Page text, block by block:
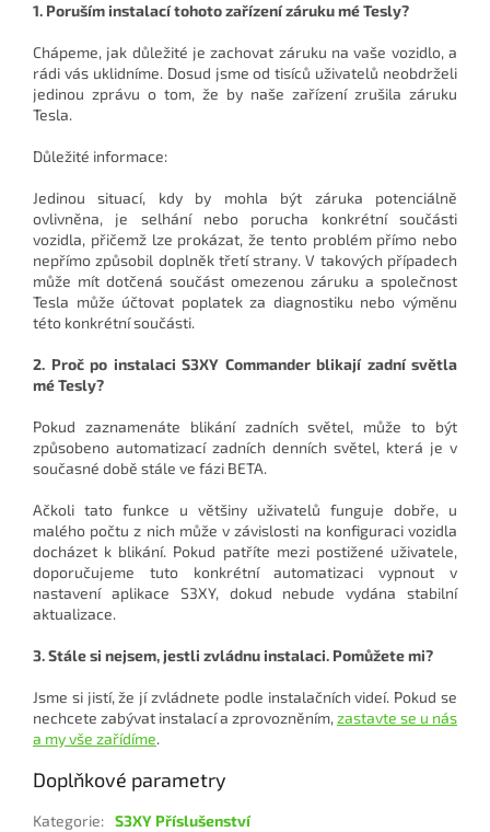
1. Poruším instalací tohoto zařízení záruku mé Tesly?
Chápeme, jak důležité je zachovat záruku na vaše vozidlo, a
rádi vás uklidníme. Dosud jsme od tisíců uživatelů neobdrželi
jedinou zprávu o tom, že by naše zařízení zrušila záruku
Tesla.
Důležité informace:
Jedinou situací, kdy by mohla být záruka potenciálně
ovlivněna, je selhání nebo porucha konkrétní součásti
vozidla, přičemž lze prokázat, že tento problém přímo nebo
nepřímo způsobil doplněk třetí strany. V takových případech
může mít dotčená součást omezenou záruku a společnost
Tesla může účtovat poplatek za diagnostiku nebo výměnu
této konkrétní součásti.
2. Proč po instalaci S3XY Commander blikají zadní světla
mé Tesly?
Pokud zaznamenáte blikání zadních světel, může to být
způsobeno automatizací zadních denních světel, která je v
současné době stále ve fázi BETA.
Ačkoli tato funkce u většiny uživatelů funguje dobře, u
malého počtu z nich může v závislosti na konfiguraci vozidla
docházet k blikání. Pokud patříte mezi postižené uživatele,
doporučujeme tuto konkrétní automatizaci vypnout v
nastavení aplikace S3XY, dokud nebude vydána stabilní
aktualizace.
3. Stále si nejsem, jestli zvládnu instalaci. Pomůžete mi?
Jsme si jistí, že jí zvládnete podle instalačních videí. Pokud se
nechcete zabývat instalací a zprovozněním, zastavte se u nás
a my vše zařídíme.
Doplňkové parametry
Kategorie: S3XY Příslušenství